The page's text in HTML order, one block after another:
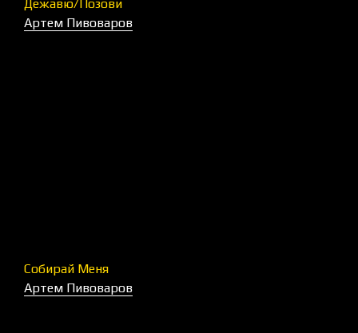
Дежавю/Позови
Артем Пивоваров
Собирай Меня
Артем Пивоваров